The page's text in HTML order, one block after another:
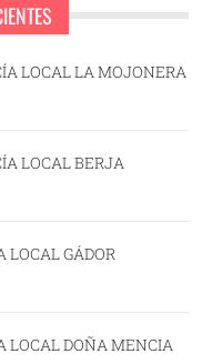
LOCAL LA MOJONERA
LOCAL BERJA
LOCAL GÁDOR
LOCAL DOÑA MENCIA